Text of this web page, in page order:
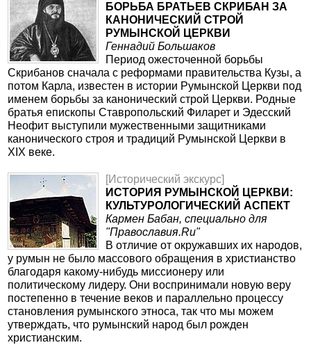
БОРЬБА БРАТЬЕВ СКРИБАН ЗА
КАНОНИЧЕСКИЙ СТРОЙ
РУМЫНСКОЙ ЦЕРКВИ
Геннадий Большаков
Период ожесточенной борьбы
Скрибанов сначала с реформами правительства Кузы, а
потом Карла, известен в истории Румынской Церкви под
именем борьбы за канонический строй Церкви. Родные
братья епископы Ставропольский Филарет и Эдесский
Неофит выступили мужественными защитниками
канонического строя и традиций Румынской Церкви в
XIX веке.
[Исторический экскурс]
ИСТОРИЯ РУМЫНСКОЙ ЦЕРКВИ:
КУЛЬТУРОЛОГИЧЕСКИЙ АСПЕКТ
Кармен Бабан, специально для
"Православия.Ru"
В отличие от окружавших их народов,
у румын не было массового обращения в христианство
благодаря какому-нибудь миссионеру или
политическому лидеру. Они воспринимали новую веру
постепенно в течение веков и параллельно процессу
становления румынского этноса, так что мы можем
утверждать, что румынский народ был рожден
христианским.